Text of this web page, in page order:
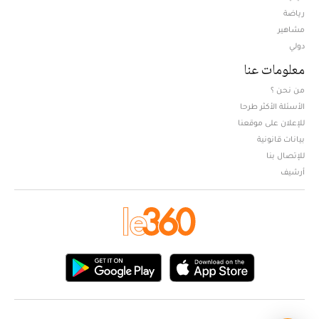
رياضة
مشاهير
دولي
معلومات عنا
من نحن ؟
الأسئلة الأكثر طرحا
للإعلان على موقعنا
بيانات قانونية
للإتصال بنا
أرشيف